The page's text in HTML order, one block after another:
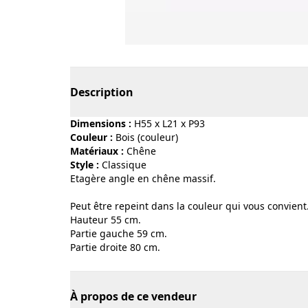
Description
Dimensions : H55 x L21 x P93
Couleur :
bois (couleur)
Matériaux :
chêne
Style :
classique
Etagère angle en chêne massif.
Peut être repeint dans la couleur qui vous
Hauteur 55 cm.
Partie gauche 59 cm.
Partie droite 80 cm.
À propos de ce vendeur